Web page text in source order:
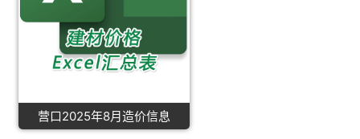
营口2025年8月造价信息